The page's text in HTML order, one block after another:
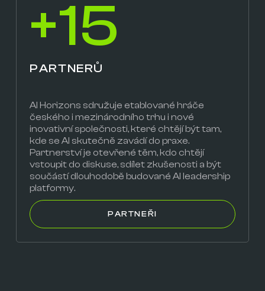
+15
PARTNERŮ
AI Horizons sdružuje etablované hráče
českého i mezinárodního trhu i nové
inovativní společnosti, které chtějí být tam,
kde se AI skutečně zavádí do praxe.
Partnerství je otevřené těm, kdo chtějí
vstoupit do diskuse, sdílet zkušenosti a být
součástí dlouhodobě budované AI leadership
platformy.
PARTNEŘI